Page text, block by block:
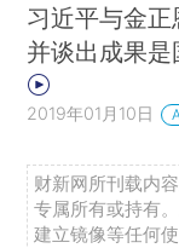
习近平与金
并谈出成果
2019年01月10日
财新网所刊载内
专属所有或持有
建立镜像等任何使